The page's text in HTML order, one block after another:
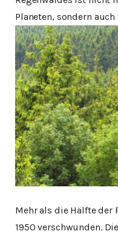
Planeten, sondern
Mehr als die Hälfte der
1950 verschwunden.